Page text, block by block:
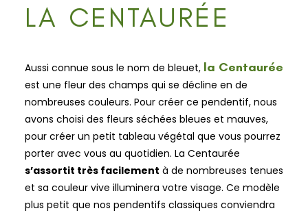
LA CENTAURÉE
Aussi connue sous le nom de bleuet, la Centaurée
est une fleur des champs qui se décline en de
nombreuses couleurs. Pour créer ce pendentif, nous
avons choisi des fleurs séchées bleues et mauves,
pour créer un petit tableau végétal que vous pourrez
porter avec vous au quotidien. La Centaurée
s’assortit très facilement à de nombreuses tenues
et sa couleur vive illuminera votre visage. Ce modèle
plus petit que nos pendentifs classiques conviendra